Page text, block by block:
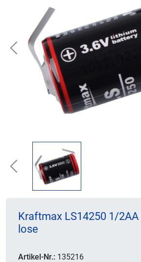
Previous
Previous
Kraftmax LS14250 1/2AA
lose
Artikel-Nr.: 135216